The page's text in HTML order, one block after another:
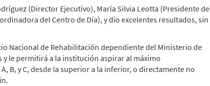
(Director Ejecutivo), María Silvia Leotta (Presidente de
del Centro de Día), y dio excelentes resultados, sin
Nacional de Rehabilitación dependiente del Ministerio de
y le permitirá a la institución aspirar al máximo
B, y C, desde la superior a la inferior, o directamente no